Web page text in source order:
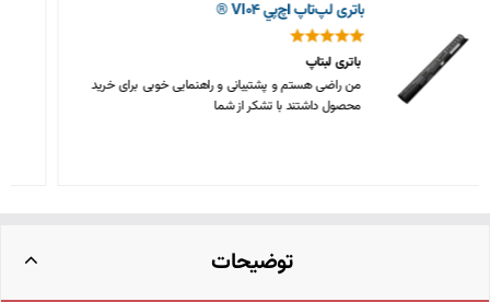
باتری لپ‌تاپ اچ‌پي 8570w (EliteBook)
خریدی بسیار قیمت مناسب و باکیفیت، متشکرم
توضیحات